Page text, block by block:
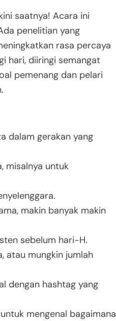
saatnya! Acara ini
penelitian yang
rasa percaya
hari, diiringi semangat
pemenang dan pelari
dalam gerakan yang
misalnya untuk
makin banyak makin
sebelum hari-H.
atau mungkin jumlah
dengan hashtag yang
mengenal bagaimana